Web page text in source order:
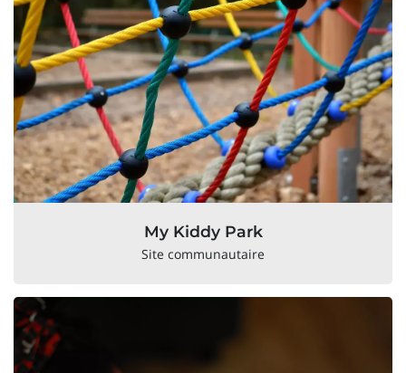
My Kiddy Park
Site communautaire